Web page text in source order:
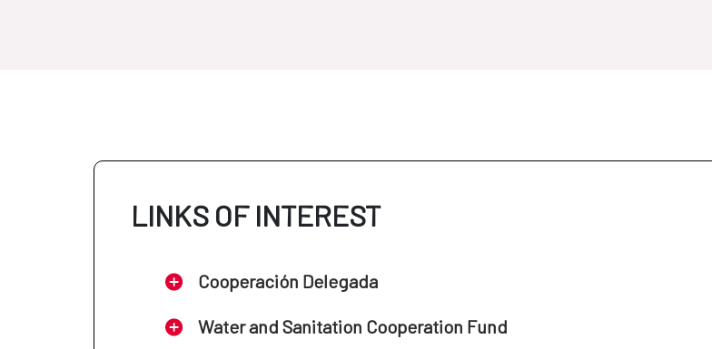
LINKS OF INTEREST
Cooperación Delegada
Water and Sanitation Cooperation Fund